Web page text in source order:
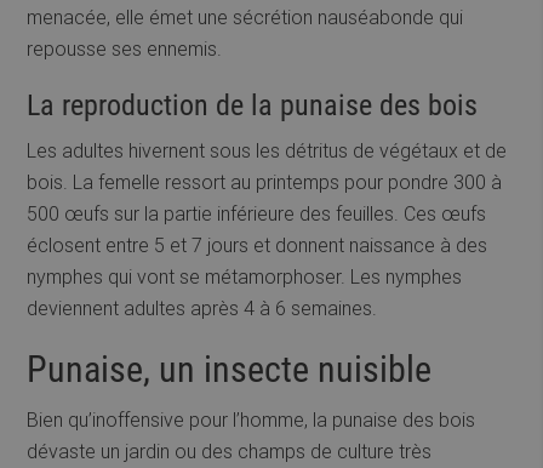
menacée, elle émet une sécrétion nauséabonde qui
repousse ses ennemis.
La reproduction de la punaise des bois
Les adultes hivernent sous les détritus de végétaux et de
bois. La femelle ressort au printemps pour pondre 300 à
500 œufs sur la partie inférieure des feuilles. Ces œufs
éclosent entre 5 et 7 jours et donnent naissance à des
nymphes qui vont se métamorphoser. Les nymphes
deviennent adultes après 4 à 6 semaines.
Punaise, un insecte nuisible
Bien qu’inoffensive pour l’homme, la punaise des bois
dévaste un jardin ou des champs de culture très